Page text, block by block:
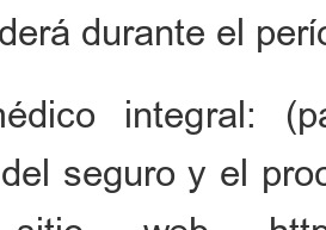
durante el
integral:
seguro y el